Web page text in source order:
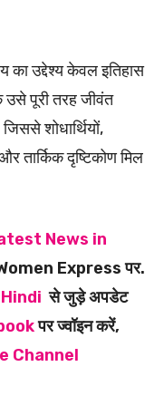
उद्देश्य केवल इतिहास
उसे पूरी तरह जीवंत
शोधार्थियों,
तार्किक दृष्टिकोण मिल
News in
Express पर.
से जुड़े अपडेट
पर ज्वॉइन करें,
Channel